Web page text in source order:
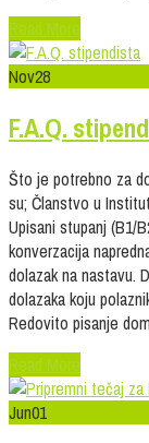
Read More
Nov28
F.A.Q.
Što je potrebno za
su; Članstvo u
Upisani stupanj (B1/
konverzacija
dolazak na nastavu.
dolazaka koju
Redovito pisanje
Read More
Jun01